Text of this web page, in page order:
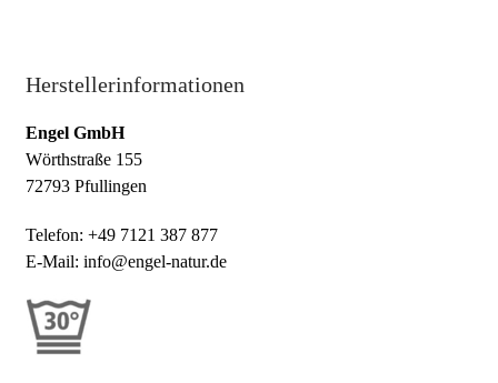
Herstellerinformationen
Engel GmbH
Wörthstraße 155
72793 Pfullingen
Telefon: +49 7121 387 877
E-Mail: info@engel-natur.de